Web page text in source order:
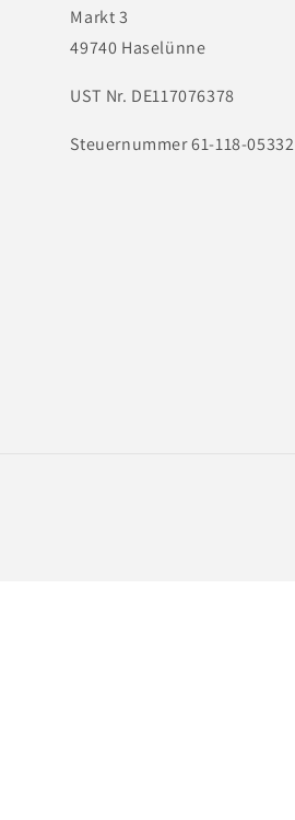
Markt 3
49740 Haselünne
UST Nr. DE117076378
Steuernummer 61-118-05332